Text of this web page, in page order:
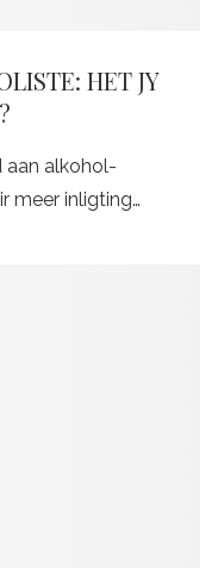
HET JY
aan alkohol-
meer inligting…